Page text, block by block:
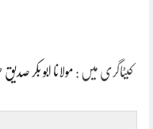
کیٹاگری میں : مولانا ابو بکر